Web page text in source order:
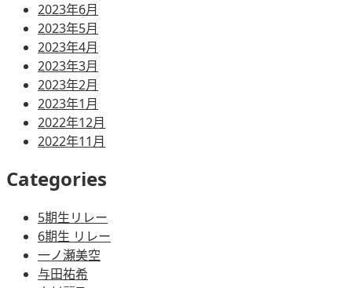
2023年6月
2023年5月
2023年4月
2023年3月
2023年2月
2023年1月
2022年12月
2022年11月
Categories
5期生リレー
6期生 リレー
一ノ瀬美空
与田祐希